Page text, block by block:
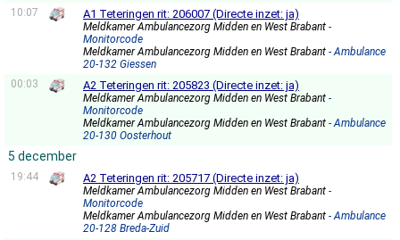
10:07
A1 Teteringen rit: 206007 (Directe inzet: ja)
Meldkamer Ambulancezorg Midden en West Brabant -
Monitorcode
Meldkamer Ambulancezorg Midden en West Brabant - Ambulance
20-132 Giessen
00:03
A2 Teteringen rit: 205823 (Directe inzet: ja)
Meldkamer Ambulancezorg Midden en West Brabant -
Monitorcode
Meldkamer Ambulancezorg Midden en West Brabant - Ambulance
20-130 Oosterhout
5 december
19:44 A2 Teteringen rit: 205717 (Directe inzet: ja)
Meldkamer Ambulancezorg Midden en West Brabant -
Monitorcode
Meldkamer Ambulancezorg Midden en West Brabant - Ambulance
20-128 Breda-Zuid